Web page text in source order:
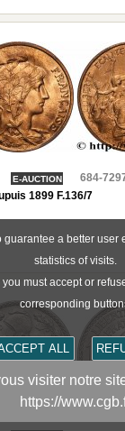
E-AUCTION
684-
1899 F.136/7
guarantee a better user
statistics of visits.
must accept or
corresponding
ALL
visiter notre
https://